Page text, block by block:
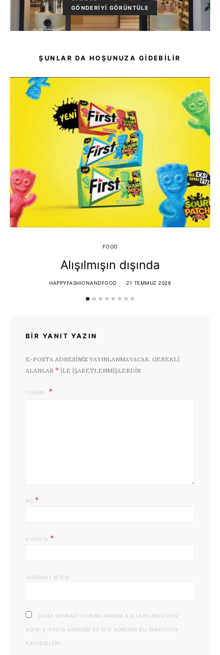
GÖNDERIYI GÖRÜNTÜLE
ŞUNLAR DA HOŞUNUZA GIDEBILIR
FOOD
Alışılmışın dışında
HAPPYFASHIONANDFOOD 21 TEMMUZ 2026
BIR YANIT YAZIN
E-POSTA ADRESINIZ YAYINLANMAYACAK. GEREKLI
ALANLAR * ILE IŞARETLENMIŞLERDIR
YORUM
AD *
E-POSTA *
İNTERNET SITESI
DAHA SONRAKI YORUMLARIMDA KULLANILMASI IÇIN
ADIM, E-POSTA ADRESIM VE SITE ADRESIM BU TARAYICIYA
KAYDEDILSIN.